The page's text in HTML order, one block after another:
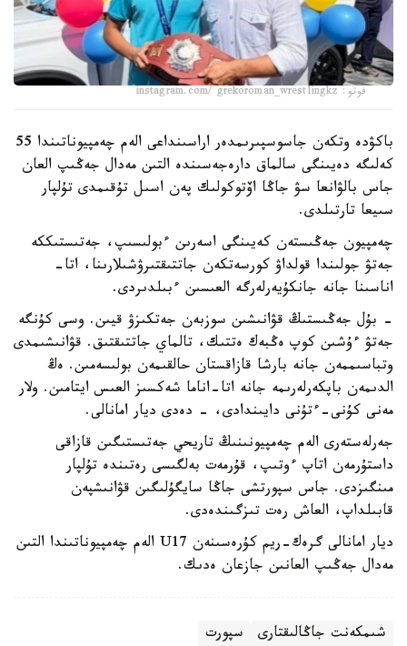
فوتو: instagram.com/ grekoroman_wrestlingkz
باكۋدە وتكەن جاسوسپىرىمدەر اراسىنداعى الەم چەمپيوناتىندا 55
كەلىگە دەيىنگى سالماق دارەجەسىندە التىن مەدال جەڭىپ العان
جاس بالۋانعا سۋ جاڭا اۆتوكولىك پەن اسىل تۇقىمدى تۇلپار
سىيعا تارتىلدى.
چەمپيون جەڭىستەن كەيىنگى اسەرىن ءبولىسىپ، جەتىستىككە
جەتۋ جولىندا قولداۋ كورسەتكەن جاتتىقتىرۋشىلارىنا، اتا-
اناسىنا جانە جانكۇيەرلەرگە العىسىن ءبىلدىردى.
- بۇل جەڭىستىڭ قۋانىشىن سوزبەن جەتكىزۋ قيىن. وسى كۇنگە
جەتۋ ءۇشىن كوپ ەڭبەك ەتتىك، تالماي جاتتىقتىق. قۋانىشىمدى
وتباسىممەن جانە بارشا قازاقستان حالقىمەن بولىسەمىن. ەڭ
الدىمەن باپكەرلەرىمە جانە اتا-اناما شەكسىز العىس ايتامىن. ولار
مەنى كۇنى-ءتۇنى دايىندادى، - دەدى ديار امانالى.
جەرلەستەرى الەم چەمپيونىنىڭ تاريحي جەتىستىگىن قازاقى
داستۇرمەن اتاپ ءوتىپ، قۇرمەت بەلگىسى رەتىندە تۇلپار
مىنگىزدى. جاس سپورتشى جاڭا سايگۇلىگىن قۋانىشپەن
قابىلداپ، العاش رەت تىزگىندەدى.
ديار امانالى گرەك-ريم كۇرەسىنەن U17 الەم چەمپيوناتىندا التىن
مەدال جەڭىپ العانىن جازعان ەدىك.
شىمكەنت جاڭالىقتارى سپورت